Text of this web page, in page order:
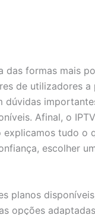
das formas mais
de utilizadores a
dúvidas
Afinal, o
tudo o
escolher
planos
opções